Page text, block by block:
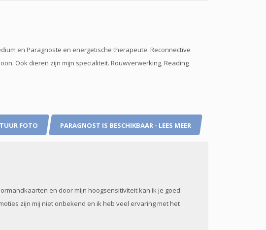
en Paragnoste en energetische therapeute. Reconnective
Ook dieren zijn mijn specialiteit. Rouwverwerking, Reading
FOTO PARAGNOST IS BESCHIKBAAR - LEES MEER
en door mijn hoogsensitiviteit kan ik je goed
zijn mij niet onbekend en ik heb veel ervaring met het